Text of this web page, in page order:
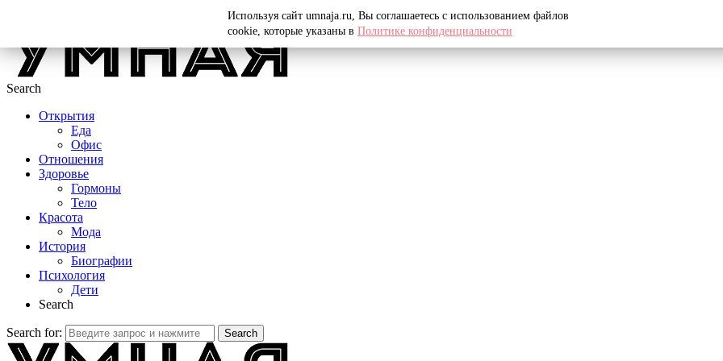
Search
Открытия
Еда
Офис
Отношения
Здоровье
Гормоны
Тело
Красота
Мода
История
Биографии
Психология
Дети
Search
Search for: Search
Используя сайт umnaja.ru, Вы соглашаетесь с использованием файлов
cookie, которые указаны в Политике конфиденциальности